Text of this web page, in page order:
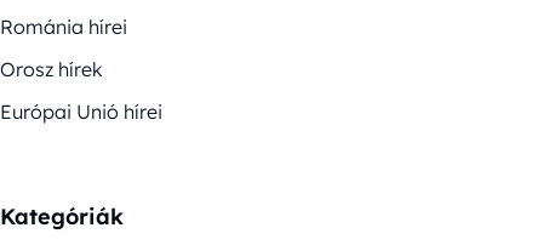
Románia hírei
Orosz hírek
Európai Unió hírei
Kategóriák